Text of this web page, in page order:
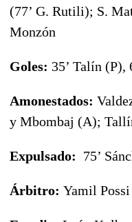
(77’ G. Rutili); S.
Monzón
Goles: 35’ Talín
Amonestados:
y Mbombaj (A);
Expulsado: 75’
Árbitro: Yamil Possi